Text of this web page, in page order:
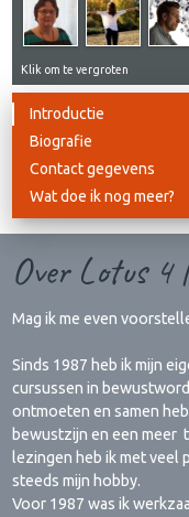
Klik om te vergroten
Introductie
Biografie
Contact gegevens
Wat doe ik nog meer?
Over Lotus 4
Mag ik me even
Sinds 1987 heb ik mijn
cursussen in
ontmoeten en samen
bewustzijn en een meer
lezingen heb ik met veel
steeds mijn hobby.
Voor 1987 was ik